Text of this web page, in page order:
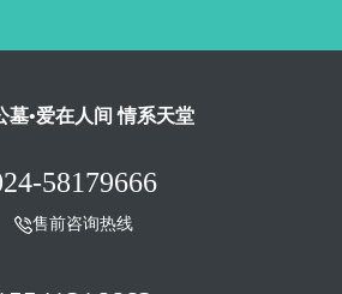
墓•爱在人间 情系天堂
58179666
售前咨询热线